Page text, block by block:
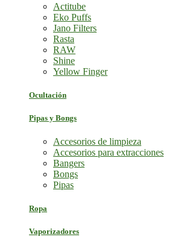
Actitube
Eko Puffs
Jano Filters
Rasta
RAW
Shine
Yellow Finger
Ocultación
Pipas y Bongs
Accesorios de limpieza
Accesorios para extracciones
Bangers
Bongs
Pipas
Ropa
Vaporizadores